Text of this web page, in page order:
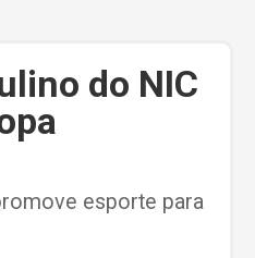
do NIC
esporte para